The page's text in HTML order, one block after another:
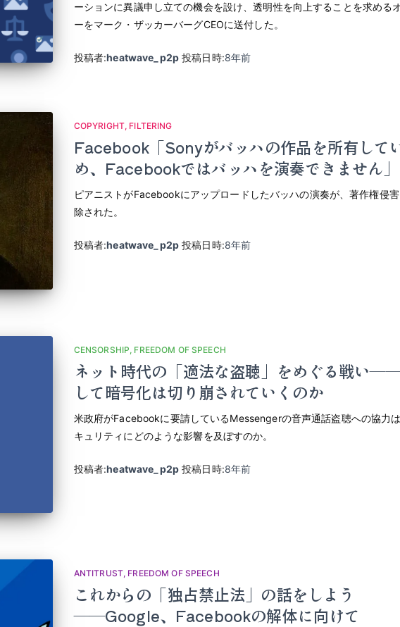
ーションに異議申し立ての機会を設け、透明性を向上することを求める
ーをマーク・ザッカーバーグCEOに送付した。
投稿者:heatwave_p2p 投稿日時:8年前
COPYRIGHT FILTERING
Facebook「Sonyがバッハの作品を所有して
め、Facebookではバッハを演奏できません」
ピアニストがFacebookにアップロードしたバッハの演奏が、著作権侵害
除された。
投稿者:heatwave_p2p 投稿日時:8年前
CENSORSHIP FREEDOM OF SPEECH
ネット時代の「適法な盗聴」をめぐる戦い
して暗号化は切り崩されていくのか
米政府がFacebookに要請しているMessengerの音声通話盗聴への協力
キュリティにどのような影響を及ぼすのか。
投稿者:heatwave_p2p 投稿日時:8年前
ANTITRUST FREEDOM OF SPEECH
これからの「独占禁止法」の話をしよう
――Google、Facebookの解体に向けて